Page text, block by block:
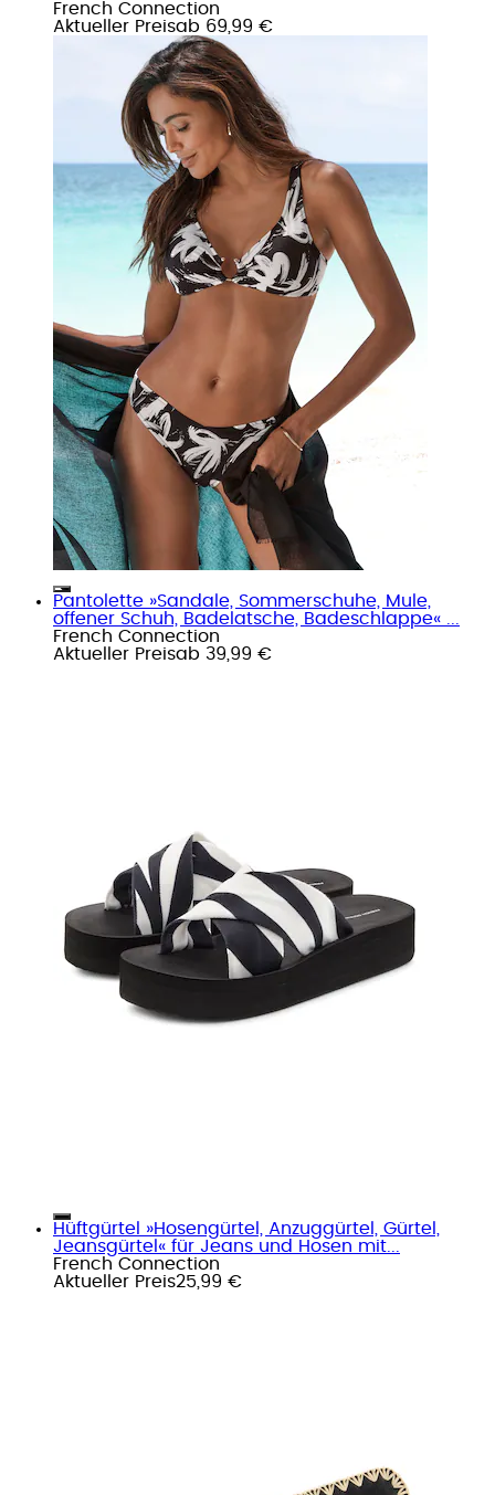
French Connection
Aktueller Preisab 69,99 €
Pantolette »Sandale, Sommerschuhe, Mule,
offener Schuh, Badelatsche, Badeschlappe« ...
French Connection
Aktueller Preisab 39,99 €
Hüftgürtel »Hosengürtel, Anzuggürtel, Gürtel,
Jeansgürtel« für Jeans und Hosen mit...
French Connection
Aktueller Preis25,99 €